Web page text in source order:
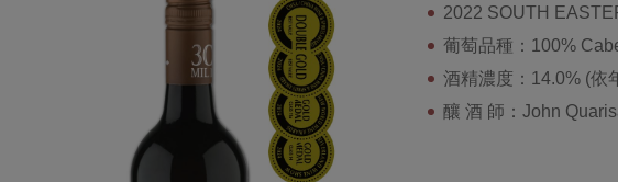
2022 SOUTH
葡萄品種：100%
酒精濃度：14.0% (依
釀 酒 師：John